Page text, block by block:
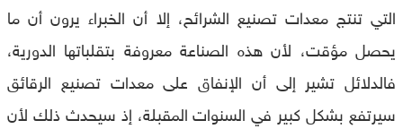
التي تنتج معدات تصنيع الشرائح، إلا أن الخبراء يرون أن ما
يحصل مؤقت، لأن هذه الصناعة معروفة بتقلباتها الدورية،
فالدلائل تشير إلى أن الإنفاق على معدات تصنيع الرقائق
سيرتفع بشكل كبير في السنوات المقبلة، إذ سيحدث ذلك لأن